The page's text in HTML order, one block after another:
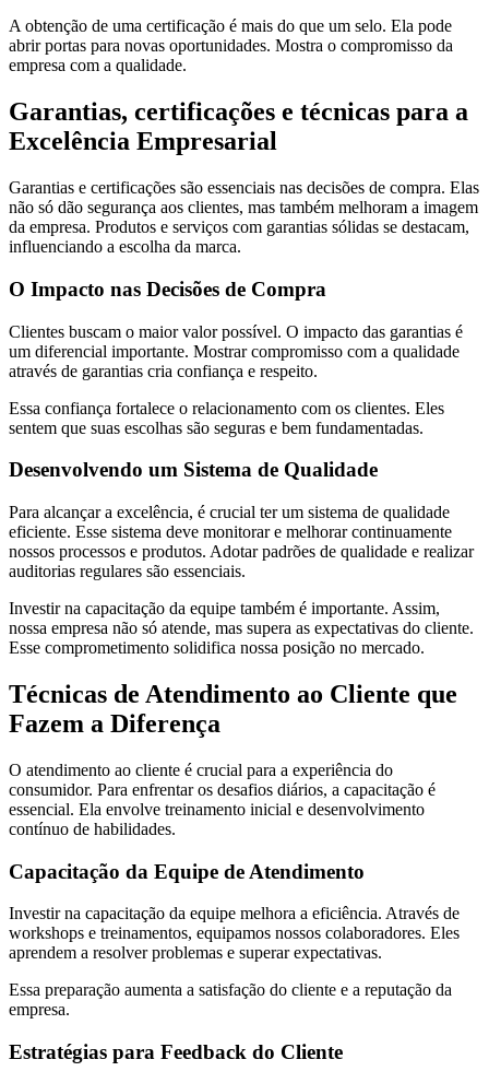
A obtenção de uma certificação é mais do que um selo. Ela pode
abrir portas para novas oportunidades. Mostra o compromisso da
empresa com a qualidade.
Garantias, certificações e técnicas para a
Excelência Empresarial
Garantias e certificações são essenciais nas decisões de compra. Elas
não só dão segurança aos clientes, mas também melhoram a imagem
da empresa. Produtos e serviços com garantias sólidas se destacam,
influenciando a escolha da marca.
O Impacto nas Decisões de Compra
Clientes buscam o maior valor possível. O impacto das garantias é
um diferencial importante. Mostrar compromisso com a qualidade
através de garantias cria confiança e respeito.
Essa confiança fortalece o relacionamento com os clientes. Eles
sentem que suas escolhas são seguras e bem fundamentadas.
Desenvolvendo um Sistema de Qualidade
Para alcançar a excelência, é crucial ter um sistema de qualidade
eficiente. Esse sistema deve monitorar e melhorar continuamente
nossos processos e produtos. Adotar padrões de qualidade e realizar
auditorias regulares são essenciais.
Investir na capacitação da equipe também é importante. Assim,
nossa empresa não só atende, mas supera as expectativas do cliente.
Esse comprometimento solidifica nossa posição no mercado.
Técnicas de Atendimento ao Cliente que
Fazem a Diferença
O atendimento ao cliente é crucial para a experiência do
consumidor. Para enfrentar os desafios diários, a capacitação é
essencial. Ela envolve treinamento inicial e desenvolvimento
contínuo de habilidades.
Capacitação da Equipe de Atendimento
Investir na capacitação da equipe melhora a eficiência. Através de
workshops e treinamentos, equipamos nossos colaboradores. Eles
aprendem a resolver problemas e superar expectativas.
Essa preparação aumenta a satisfação do cliente e a reputação da
empresa.
Estratégias para Feedback do Cliente